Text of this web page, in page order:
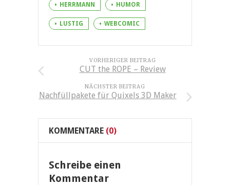
HERRMANN HUMOR
LUSTIG WEBCOMIC
VORHERIGER BEITRAG
CUT the ROPE – Review
NÄCHSTER BEITRAG
Nachfüllpakete für Quixels 3D Maker
KOMMENTARE (0)
Schreibe einen
Kommentar